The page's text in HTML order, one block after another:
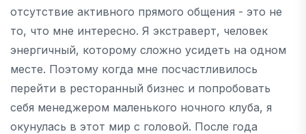
отсутствие активного прямого общения - это не
то, что мне интересно. Я экстраверт, человек
энергичный, которому сложно усидеть на одном
месте. Поэтому когда мне посчастливилось
перейти в ресторанный бизнес и попробовать
себя менеджером маленького ночного клуба, я
окунулась в этот мир с головой. После года